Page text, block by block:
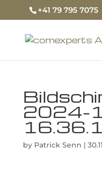
+41 79 795 7075
2024-
by Patrick Senn |